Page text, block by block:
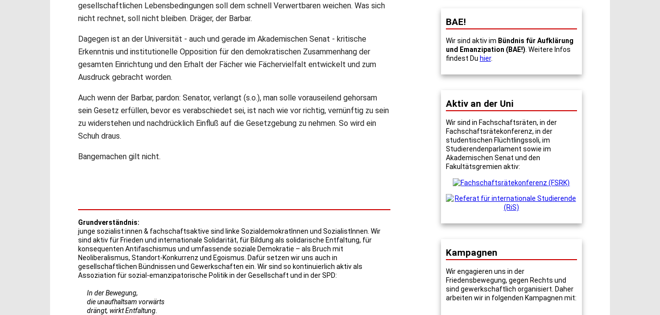
gesellschaftlichen Lebensbedingungen soll dem schnell Verwertbaren weichen. Was sich
nicht rechnet, soll nicht bleiben. Dräger, der Barbar.
Dagegen ist an der Universität - auch und gerade im Akademischen Senat - kritische
Erkenntnis und institutionelle Opposition für den demokratischen Zusammenhang der
gesamten Einrichtung und den Erhalt der Fächer wie Fächervielfalt entwickelt und zum
Ausdruck gebracht worden.
Auch wenn der Barbar, pardon: Senator, verlangt (s.o.), man solle vorauseilend gehorsam
sein Gesetz erfüllen, bevor es verabschiedet sei, ist nach wie vor richtig, vernünftig zu sein
zu widerstehen und nachdrücklich Einfluß auf die Gesetzgebung zu nehmen. So wird ein
Schuh draus.
Bangemachen gilt nicht.
Grundverständnis:
junge sozialist:innen & fachschaftsaktive sind linke SozialdemokratInnen und SozialistInnen. Wir
sind aktiv für Frieden und internationale Solidarität, für Bildung als solidarische Entfaltung, für
konsequenten Antifaschismus und umfassende soziale Demokratie – als Bruch mit
Neoliberalismus, Standort-Konkurrenz und Egoismus. Dafür setzen wir uns auch in
gesellschaftlichen Bündnissen und Gewerkschaften ein. Wir sind so kontinuierlich aktiv als
Assoziation für sozial-emanzipatorische Politik in der Gesellschaft und in der SPD:
In der Bewegung,
die unaufhaltsam vorwärts
drängt, wirkt Entfaltung.
BAE!
Wir sind aktiv im Bündnis für Aufklärung
und Emanzipation (BAE!) . Weitere Infos
findest Du hier.
Aktiv an der Uni
Wir sind in Fachschaftsräten, in der
Fachschaftsrätekonferenz, in der
studentischen Flüchtlingssoli, im
Studierendenparlament sowie im
Akademischen Senat und den
Fakultätsgremien aktiv:
Kampagnen
Wir engagieren uns in der
Friedensbewegung, gegen Rechts und
sind gewerkschaftlich organisiert. Daher
arbeiten wir in folgenden Kampagnen mit: